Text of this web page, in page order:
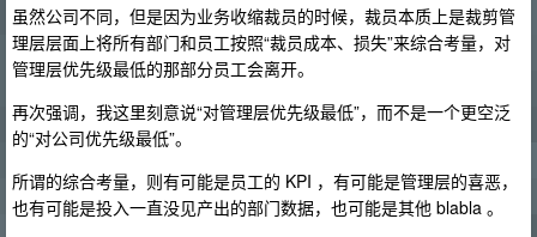
虽然公司不同，但是因为业务收缩裁员的时候，裁员本质上是裁剪管
理层层面上将所有部门和员工按照“裁员成本、损失”来综合考量，对
管理层优先级最低的那部分员工会离开。
再次强调，我这里刻意说“对管理层优先级最低”，而不是一个更空泛
的“对公司优先级最低”。
所谓的综合考量，则有可能是员工的 KPI ，有可能是管理层的喜恶，
也有可能是投入一直没见产出的部门数据，也可能是其他 blabla 。